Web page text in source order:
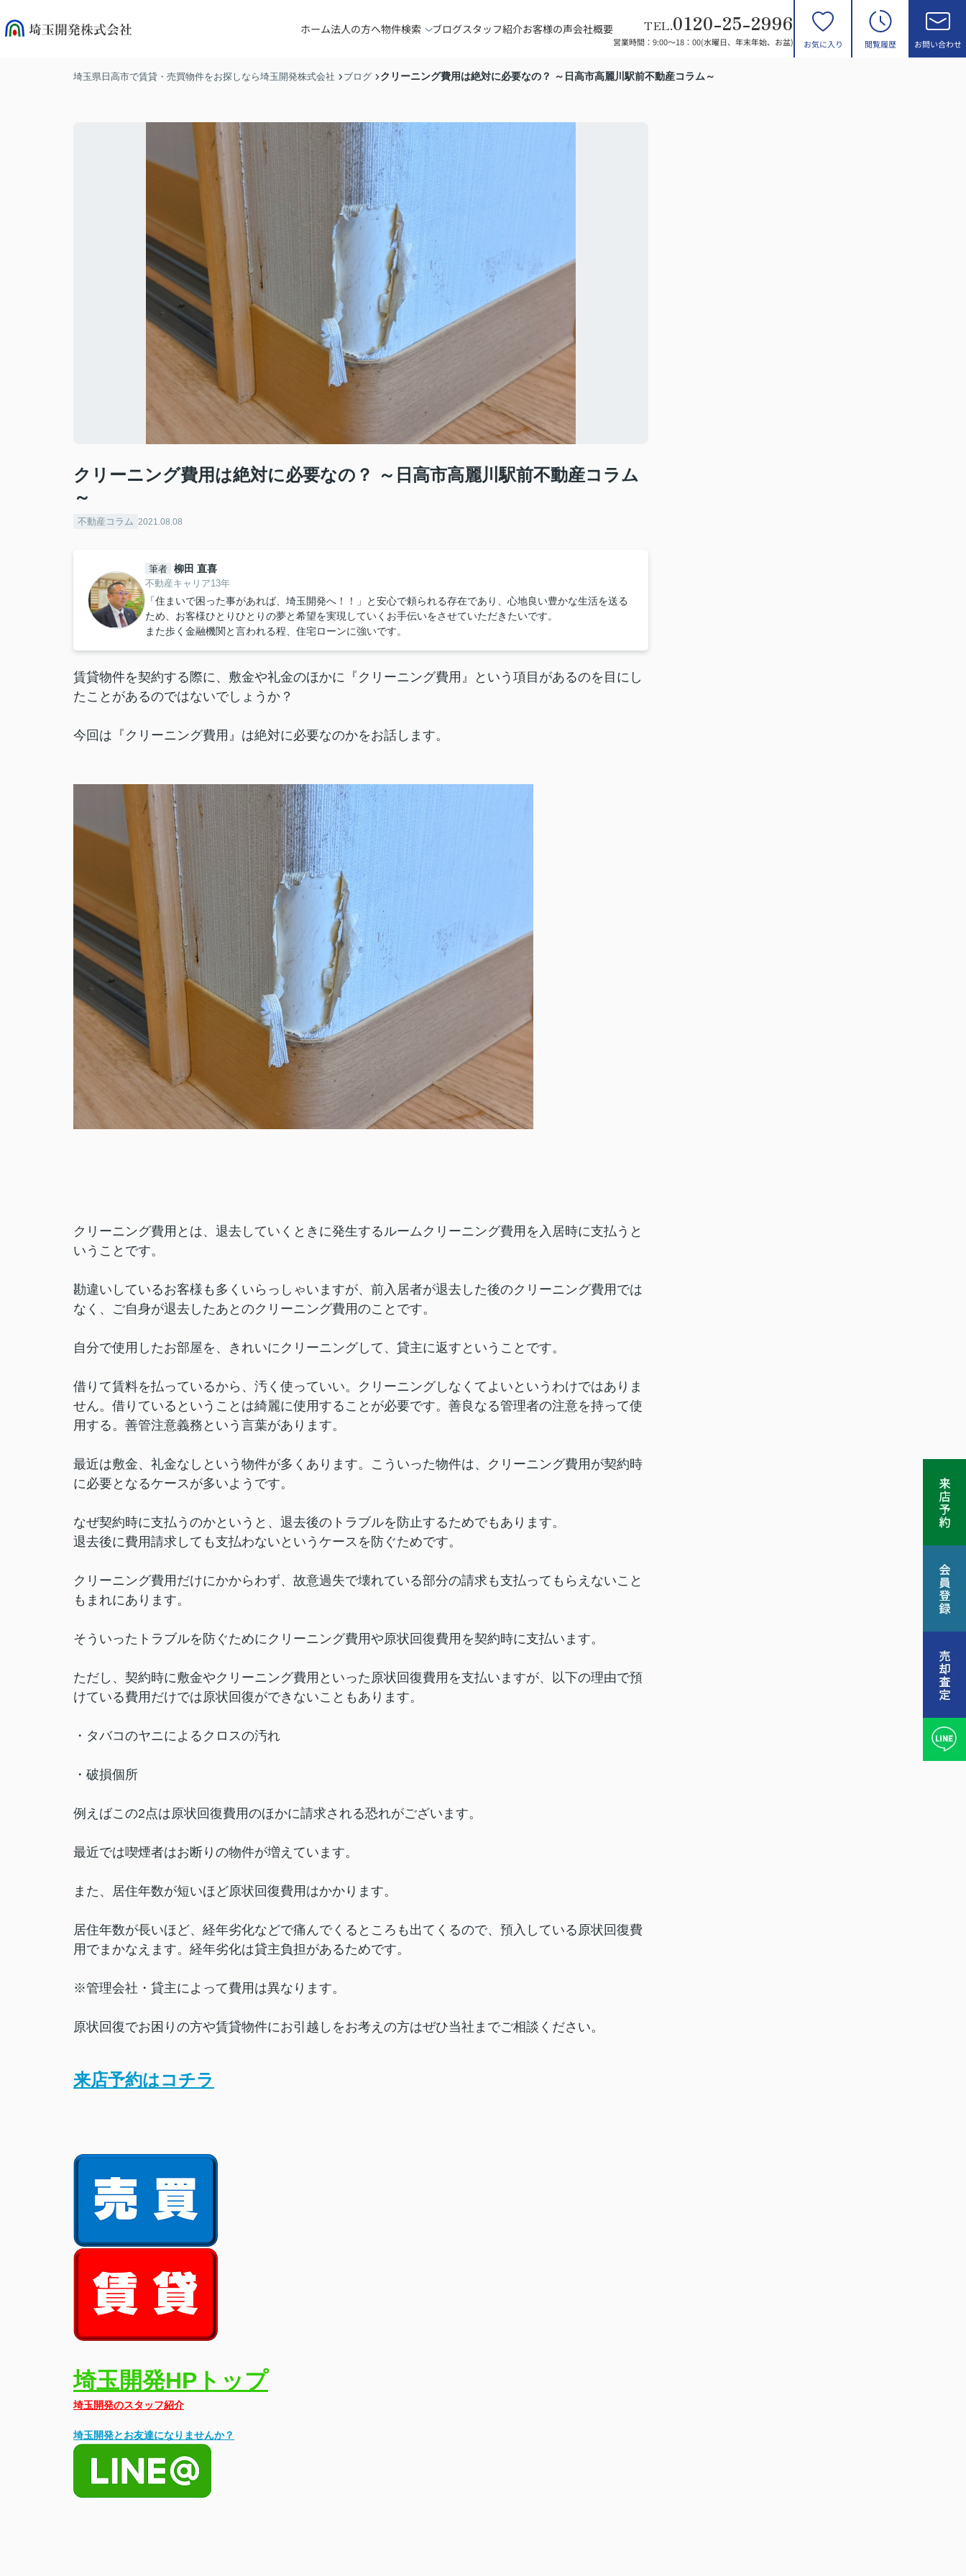
ホーム法人の方へ物件検索 ブログスタッフ紹介お客様の声会社概要 TEL.0120-25-2996
営業時間：9:00～18：00(水曜日、年末年始、お盆) お気に入り 閲覧履歴 お問い合わせ
埼玉県日高市で賃貸・売買物件をお探しなら埼玉開発株式会社 ブログ クリーニング費用は絶対に必要なの？ ～日高市高麗川駅前不動産コラム～
クリーニング費用は絶対に必要なの？ ～日高市高麗川駅前不動産コラム
～
不動産コラム 2021.08.08
筆者 柳田 直喜
不動産キャリア13年
「住まいで困った事があれば、埼玉開発へ！！」と安心で頼られる存在であり、心地良い豊かな生活を送る
ため、お客様ひとりひとりの夢と希望を実現していくお手伝いをさせていただきたいです。
また歩く金融機関と言われる程、住宅ローンに強いです。
賃貸物件を契約する際に、敷金や礼金のほかに『クリーニング費用』という項目があるのを目にし
たことがあるのではないでしょうか？
今回は『クリーニング費用』は絶対に必要なのかをお話します。
クリーニング費用とは、退去していくときに発生するルームクリーニング費用を入居時に支払うと
いうことです。
勘違いしているお客様も多くいらっしゃいますが、前入居者が退去した後のクリーニング費用では
なく、ご自身が退去したあとのクリーニング費用のことです。
自分で使用したお部屋を、きれいにクリーニングして、貸主に返すということです。
借りて賃料を払っているから、汚く使っていい。クリーニングしなくてよいというわけではありま
せん。借りているということは綺麗に使用することが必要です。善良なる管理者の注意を持って使
用する。善管注意義務という言葉があります。
最近は敷金、礼金なしという物件が多くあります。こういった物件は、クリーニング費用が契約時
に必要となるケースが多いようです。
なぜ契約時に支払うのかというと、退去後のトラブルを防止するためでもあります。
退去後に費用請求しても支払わないというケースを防ぐためです。
クリーニング費用だけにかからわず、故意過失で壊れている部分の請求も支払ってもらえないこと
もまれにあります。
そういったトラブルを防ぐためにクリーニング費用や原状回復費用を契約時に支払います。
ただし、契約時に敷金やクリーニング費用といった原状回復費用を支払いますが、以下の理由で預
けている費用だけでは原状回復ができないこともあります。
・タバコのヤニによるクロスの汚れ
・破損個所
例えばこの2点は原状回復費用のほかに請求される恐れがございます。
最近では喫煙者はお断りの物件が増えています。
また、居住年数が短いほど原状回復費用はかかります。
居住年数が長いほど、経年劣化などで痛んでくるところも出てくるので、預入している原状回復費
用でまかなえます。経年劣化は貸主負担があるためです。
※管理会社・貸主によって費用は異なります。
原状回復でお困りの方や賃貸物件にお引越しをお考えの方はぜひ当社までご相談ください。
来店予約はコチラ
埼玉開発HPトップ
埼玉開発のスタッフ紹介
埼玉開発とお友達になりませんか？